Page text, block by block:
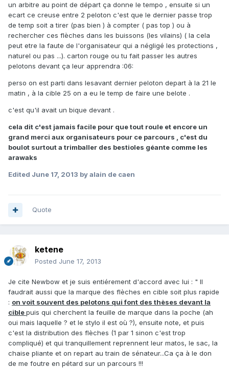
un arbitre au point de départ ça donne le tempo , ensuite si un
ecart ce creuse entre 2 peloton c'est que le dernier passe trop
de temp soit a tirer (pas bien ) à compter ( pas top ) ou à
rechercher ces flèches dans les buissons (les vilains) ( la cela
peut etre la faute de l'organisateur qui a négligé les protections ,
naturel ou pas ...). carton rouge ou tu fait passer les autres
pelotons devant ça leur apprendra :06:
perso on est parti dans lesavant dernier peloton depart à la 21 le
matin , à la cible 25 on a eu le temp de faire une belote .
c'est qu'il avait un bique devant .
cela dit c'est jamais facile pour que tout roule et encore un
grand merci aux organisateurs pour ce parcours , c'est du
boulot surtout a trimballer des bestioles géante comme les
arawaks
Edited June 17, 2013 by alain de caen
Quote
ketene
Posted June 17, 2013
Je cite Newbow et je suis entiérement d'accord avec lui : " Il
faudrait aussi que la marque des flèches en cible soit plus rapide
: on voit souvent des pelotons qui font des thèses devant la
ciblepuis qui cherchent la feuille de marque dans la poche (ah
oui mais laquelle ? et le stylo il est où ?), ensuite note, et puis
c'est la distribution des flèches (1 par 1 sinon c'est trop
compliqué) et qui tranquillement reprennent leur matos, le sac, la
chaise pliante et on repart au train de sénateur...Ca ça à le don
de me foutre en pétard sur un parcours !!!